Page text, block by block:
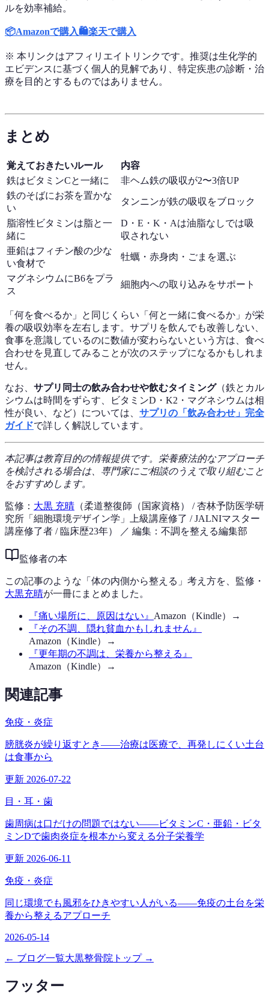
ルを効率補給。
📦Amazonで購入🛍️楽天で購入
※ 本リンクはアフィリエイトリンクです。推奨は生化学的
エビデンスに基づく個人的見解であり、特定疾患の診断・治
療を目的とするものではありません。
まとめ
覚えておきたいルール
内容
鉄はビタミンCと一緒に
非ヘム鉄の吸収が2〜3倍UP
鉄のそばにお茶を置かな
い
タンニンが鉄の吸収をブロック
脂溶性ビタミンは脂と一
緒に
D・E・K・Aは油脂なしでは吸
収されない
亜鉛はフィチン酸の少な
い食材で
牡蠣・赤身肉・ごまを選ぶ
マグネシウムにB6をプラ
ス
細胞内への取り込みをサポート
「何を食べるか」と同じくらい「何と一緒に食べるか」が栄
養の吸収効率を左右します。サプリを飲んでも改善しない、
食事を意識しているのに数値が変わらないという方は、食べ
合わせを見直してみることが次のステップになるかもしれま
せん。
なお、 サプリ同士の飲み合わせや飲むタイミング（鉄とカル
シウムは時間をずらす、ビタミンD・K2・マグネシウムは相
性が良い、など）については、 サプリの「飲み合わせ」完全
ガイドで詳しく解説しています。
本記事は教育目的の情報提供です。栄養療法的なアプローチ
を検討される場合は、専門家にご相談のうえで取り組むこと
をおすすめします。
監修： 大黒 充晴 （柔道整復師（国家資格） / 杏林予防医学研
究所「細胞環境デザイン学」上級講座修了 / JALNIマスター
講座修了者 / 臨床歴23年）
／ 編集：不調を整える編集部
監修者の本
この記事のような「体の内側から整える」考え方を、監修・
大黒充晴が一冊にまとめました。
『痛い場所に、原因はない 』 Amazon（Kindle）→
『その不調、隠れ貧血かもしれません 』
Amazon（Kindle）→
『更年期の不調は、栄養から整える 』
Amazon（Kindle）→
関連記事
免疫・炎症
膀胱炎が繰り返すとき——治療は医療で、再発しにくい土台
は食事から
更新 2026-07-22
目・耳・歯
歯周病は口だけの問題ではない——ビタミンC・亜鉛・ビタ
ミンDで歯肉炎症を根本から変える分子栄養学
更新 2026-06-11
免疫・炎症
同じ環境でも風邪をひきやすい人がいる——免疫の土台を栄
養から整えるアプローチ
2026-05-14
← ブログ一覧大黒整骨院トップ →
フッター